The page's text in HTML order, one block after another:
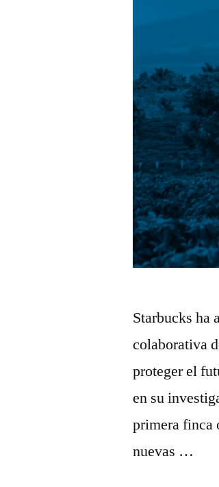
Starbucks ha
colaborativa
proteger el
en su
primera finca
nuevas …